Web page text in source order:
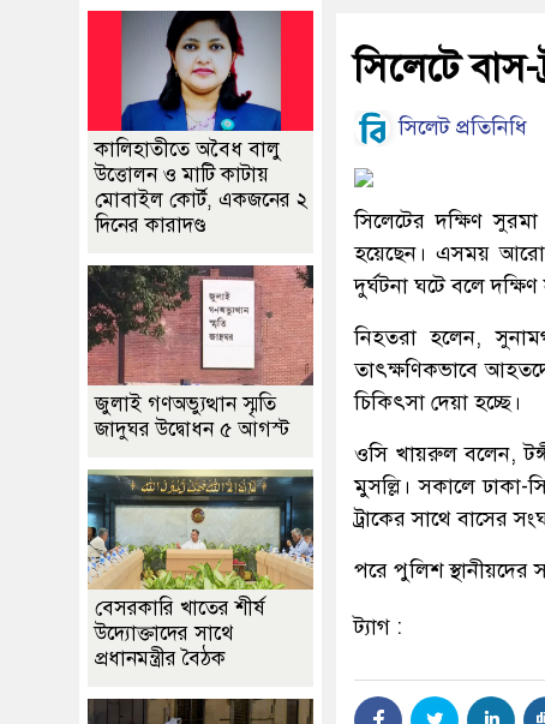
সিলেটে
সিলেট প্রতিনিধি
সিলেটের দক্ষিণ
হয়েছেন। এসময়
দুর্ঘটনা ঘটে বলে
নিহতরা হলেন,
তাৎক্ষণিকভাবে
চিকিৎসা দেয়া হচ্ছে।
ওসি খায়রুল বলেন,
মুসল্লি। সকালে
ট্রাকের সাথে বাসের
পরে পুলিশ স্থানীয়দের
ট্যাগ :
কালিহাতীতে অবৈধ বালু
উত্তোলন ও মাটি কাটায়
মোবাইল কোর্ট, একজনের ২
দিনের কারাদণ্ড
জুলাই গণঅভ্যুত্থান স্মৃতি
জাদুঘর উদ্বোধন ৫ আগস্ট
বেসরকারি খাতের শীর্ষ
উদ্যোক্তাদের সাথে
প্রধানমন্ত্রীর বৈঠক